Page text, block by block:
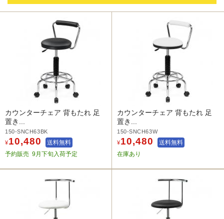
カウンターチェア 背もたれ 足
置き...
150-SNCH63BK
¥10,480
送料無料
予約販売 9月下旬入荷予定
カウンターチェア 背もたれ 足
置き...
150-SNCH63W
¥10,480
送料無料
在庫あり